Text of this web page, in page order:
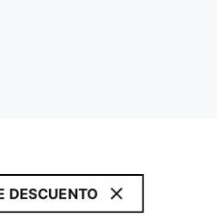
DESCUENTO